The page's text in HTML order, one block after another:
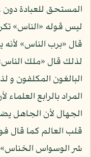
المستحق للعبادة
ليس قوله «الناس»
قال «برب الناس» لأنه
لذلك قال «ملك الناس»
البالغون المكلفون و
المراد بالرابع
الجهال لأن الجاهل
قلب العالم كما قال
شر الوسواس الخناس»